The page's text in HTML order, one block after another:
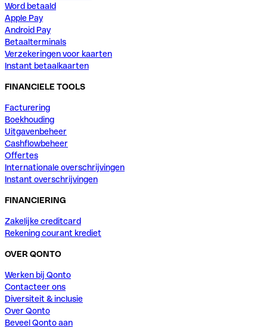
Word betaald
Apple Pay
Android Pay
Betaalterminals
Verzekeringen voor kaarten
Instant betaalkaarten
FINANCIELE TOOLS
Facturering
Boekhouding
Uitgavenbeheer
Cashflowbeheer
Offertes
Internationale overschrijvingen
Instant overschrijvingen
FINANCIERING
Zakelijke creditcard
Rekening courant krediet
OVER QONTO
Werken bij Qonto
Contacteer ons
Diversiteit & inclusie
Over Qonto
Beveel Qonto aan